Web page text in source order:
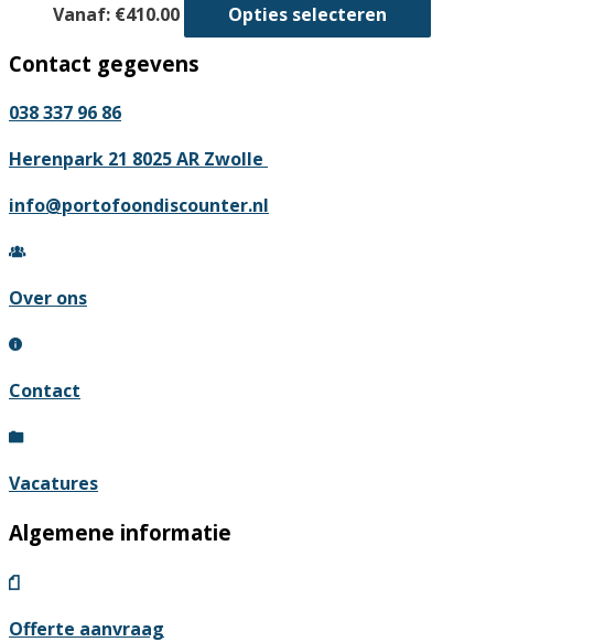
Vanaf: €410.00 Opties selecteren
product
Contact gegevens
038 337 96 86
Herenpark 21 8025 AR Zwolle
info@portofoondiscounter.nl
Over ons
Contact
Vacatures
Algemene informatie
Offerte aanvraag